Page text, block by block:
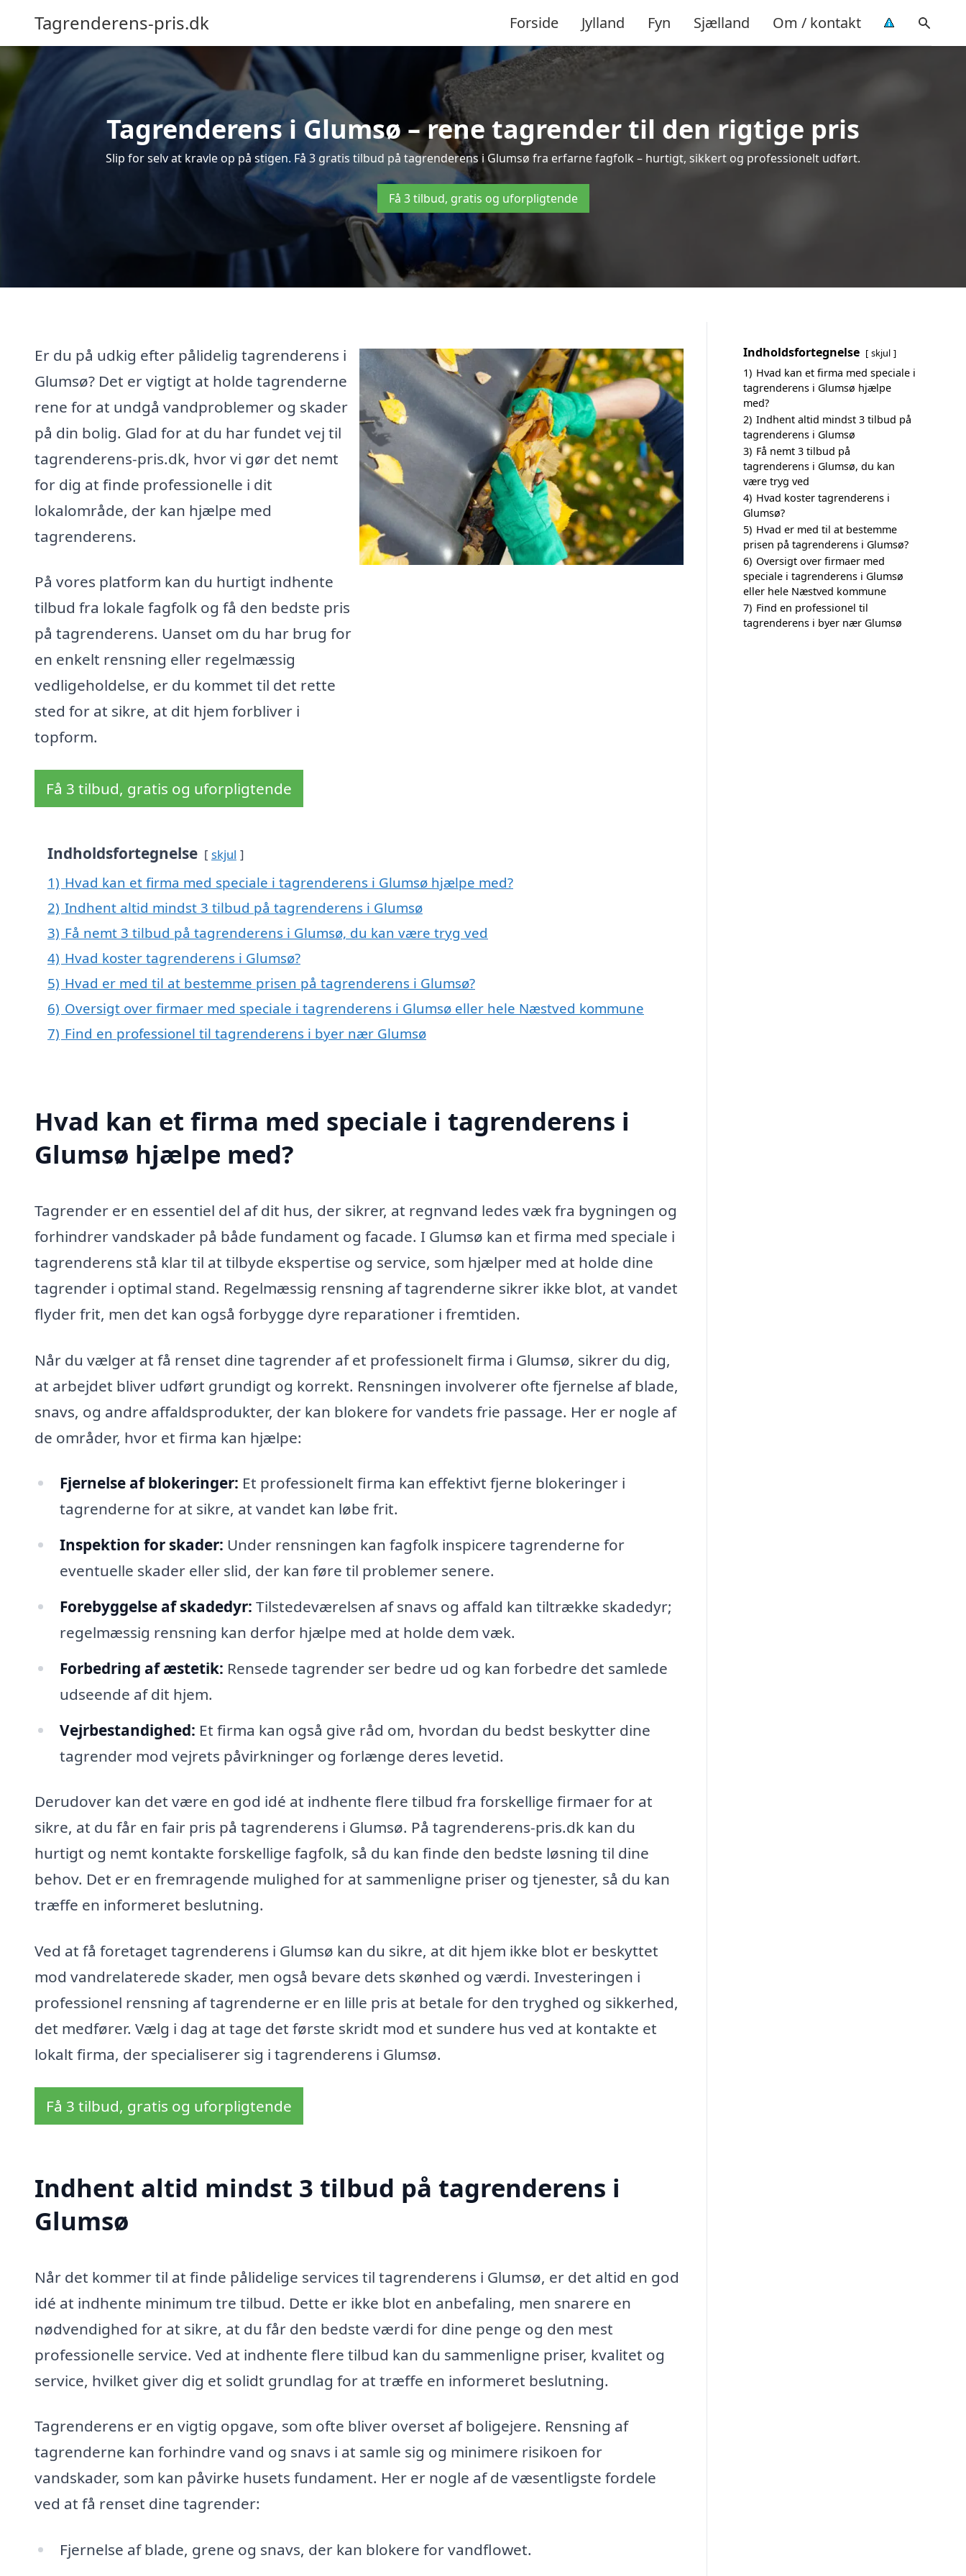
Tagrenderens-pris.dk Forside Jylland Fyn Sjælland Om / kontakt
Tagrenderens i Glumsø – rene tagrender til den rigtige pris
Slip for selv at kravle op på stigen. Få 3 gratis tilbud på tagrenderens i Glumsø fra erfarne fagfolk – hurtigt, sikkert og professionelt udført.
Få 3 tilbud, gratis og uforpligtende
Er du på udkig efter pålidelig tagrenderens i
Glumsø? Det er vigtigt at holde tagrenderne
rene for at undgå vandproblemer og skader
på din bolig. Glad for at du har fundet vej til
tagrenderens-pris.dk, hvor vi gør det nemt
for dig at finde professionelle i dit
lokalområde, der kan hjælpe med
tagrenderens.
På vores platform kan du hurtigt indhente
tilbud fra lokale fagfolk og få den bedste pris
på tagrenderens. Uanset om du har brug for
en enkelt rensning eller regelmæssig
vedligeholdelse, er du kommet til det rette
sted for at sikre, at dit hjem forbliver i
topform.
Få 3 tilbud, gratis og uforpligtende
Indholdsfortegnelse skjul
1) Hvad kan et firma med speciale i tagrenderens i Glumsø hjælpe med?
2) Indhent altid mindst 3 tilbud på tagrenderens i Glumsø
3) Få nemt 3 tilbud på tagrenderens i Glumsø, du kan være tryg ved
4) Hvad koster tagrenderens i Glumsø?
5) Hvad er med til at bestemme prisen på tagrenderens i Glumsø?
6) Oversigt over firmaer med speciale i tagrenderens i Glumsø eller hele Næstved kommune
7) Find en professionel til tagrenderens i byer nær Glumsø
Hvad kan et firma med speciale i tagrenderens i
Glumsø hjælpe med?
Tagrender er en essentiel del af dit hus, der sikrer, at regnvand ledes væk fra bygningen og
forhindrer vandskader på både fundament og facade. I Glumsø kan et firma med speciale i
tagrenderens stå klar til at tilbyde ekspertise og service, som hjælper med at holde dine
tagrender i optimal stand. Regelmæssig rensning af tagrenderne sikrer ikke blot, at vandet
flyder frit, men det kan også forbygge dyre reparationer i fremtiden.
Når du vælger at få renset dine tagrender af et professionelt firma i Glumsø, sikrer du dig,
at arbejdet bliver udført grundigt og korrekt. Rensningen involverer ofte fjernelse af blade,
snavs, og andre affaldsprodukter, der kan blokere for vandets frie passage. Her er nogle af
de områder, hvor et firma kan hjælpe:
Fjernelse af blokeringer: Et professionelt firma kan effektivt fjerne blokeringer i
tagrenderne for at sikre, at vandet kan løbe frit.
Inspektion for skader: Under rensningen kan fagfolk inspicere tagrenderne for
eventuelle skader eller slid, der kan føre til problemer senere.
Forebyggelse af skadedyr: Tilstedeværelsen af snavs og affald kan tiltrække skadedyr;
regelmæssig rensning kan derfor hjælpe med at holde dem væk.
Forbedring af æstetik: Rensede tagrender ser bedre ud og kan forbedre det samlede
udseende af dit hjem.
Vejrbestandighed: Et firma kan også give råd om, hvordan du bedst beskytter dine
tagrender mod vejrets påvirkninger og forlænge deres levetid.
Derudover kan det være en god idé at indhente flere tilbud fra forskellige firmaer for at
sikre, at du får en fair pris på tagrenderens i Glumsø. På tagrenderens-pris.dk kan du
hurtigt og nemt kontakte forskellige fagfolk, så du kan finde den bedste løsning til dine
behov. Det er en fremragende mulighed for at sammenligne priser og tjenester, så du kan
træffe en informeret beslutning.
Ved at få foretaget tagrenderens i Glumsø kan du sikre, at dit hjem ikke blot er beskyttet
mod vandrelaterede skader, men også bevare dets skønhed og værdi. Investeringen i
professionel rensning af tagrenderne er en lille pris at betale for den tryghed og sikkerhed,
det medfører. Vælg i dag at tage det første skridt mod et sundere hus ved at kontakte et
lokalt firma, der specialiserer sig i tagrenderens i Glumsø.
Få 3 tilbud, gratis og uforpligtende
Indhent altid mindst 3 tilbud på tagrenderens i
Glumsø
Når det kommer til at finde pålidelige services til tagrenderens i Glumsø, er det altid en god
idé at indhente minimum tre tilbud. Dette er ikke blot en anbefaling, men snarere en
nødvendighed for at sikre, at du får den bedste værdi for dine penge og den mest
professionelle service. Ved at indhente flere tilbud kan du sammenligne priser, kvalitet og
service, hvilket giver dig et solidt grundlag for at træffe en informeret beslutning.
Tagrenderens er en vigtig opgave, som ofte bliver overset af boligejere. Rensning af
tagrenderne kan forhindre vand og snavs i at samle sig og minimere risikoen for
vandskader, som kan påvirke husets fundament. Her er nogle af de væsentligste fordele
ved at få renset dine tagrender:
Fjernelse af blade, grene og snavs, der kan blokere for vandflowet.
Indholdsfortegnelse skjul
1) Hvad kan et firma med speciale i
tagrenderens i Glumsø hjælpe
med?
2) Indhent altid mindst 3 tilbud på
tagrenderens i Glumsø
3) Få nemt 3 tilbud på
tagrenderens i Glumsø, du kan
være tryg ved
4) Hvad koster tagrenderens i
Glumsø?
5) Hvad er med til at bestemme
prisen på tagrenderens i Glumsø?
6) Oversigt over firmaer med
speciale i tagrenderens i Glumsø
eller hele Næstved kommune
7) Find en professionel til
tagrenderens i byer nær Glumsø